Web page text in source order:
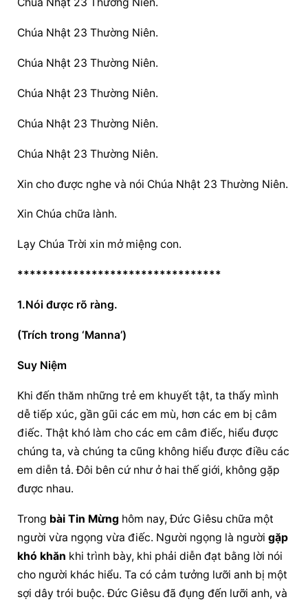
Chúa Nhật 23 Thường Niên.
Chúa Nhật 23 Thường Niên.
Chúa Nhật 23 Thường Niên.
Chúa Nhật 23 Thường Niên.
Chúa Nhật 23 Thường Niên.
Xin cho được nghe và nói Chúa Nhật 23 Thường Niên.
Xin Chúa chữa lành.
Lạy Chúa Trời xin mở miệng con.
*********************************
1.Nói được rõ ràng.
(Trích trong ‘Manna’)
Suy Niệm
Khi đến thăm những trẻ em khuyết tật, ta thấy mình
dễ tiếp xúc, gần gũi các em mù, hơn các em bị câm
điếc. Thật khó làm cho các em câm điếc, hiểu được
chúng ta, và chúng ta cũng không hiểu được điều các
em diễn tả. Đôi bên cứ như ở hai thế giới, không gặp
được nhau.
Trong bài Tin Mừng hôm nay, Đức Giêsu chữa một
người vừa ngọng vừa điếc. Người ngọng là người gặp
khó khăn khi trình bày, khi phải diễn đạt bằng lời nói
cho người khác hiểu. Ta có cảm tưởng lưỡi anh bị một
sợi dây trói buộc. Đức Giêsu đã đụng đến lưỡi anh, và